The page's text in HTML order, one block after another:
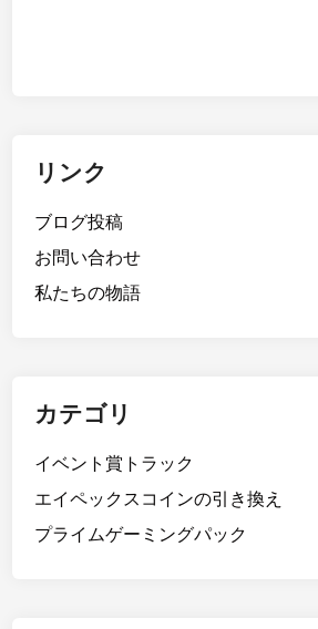
リンク
ブログ投稿
お問い合わせ
私たちの物語
カテゴリ
イベント賞トラック
エイペックスコインの引き換え
プライムゲーミングパック